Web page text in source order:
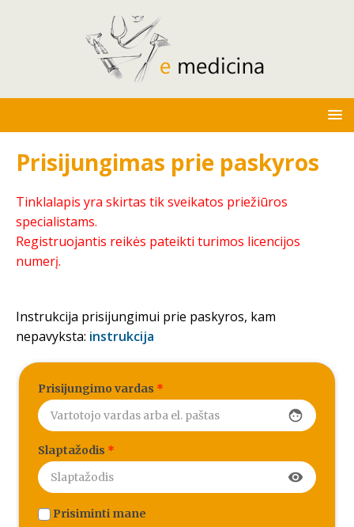
Prisijungimas prie paskyros
Tinklalapis yra skirtas tik sveikatos priežiūros
specialistams.
Registruojantis reikės pateikti turimos licencijos
numerį.
Instrukcija prisijungimui prie paskyros, kam
nepavyksta: instrukcija
Prisijungimo vardas *
face
Slaptažodis *
visibility
Prisiminti mane